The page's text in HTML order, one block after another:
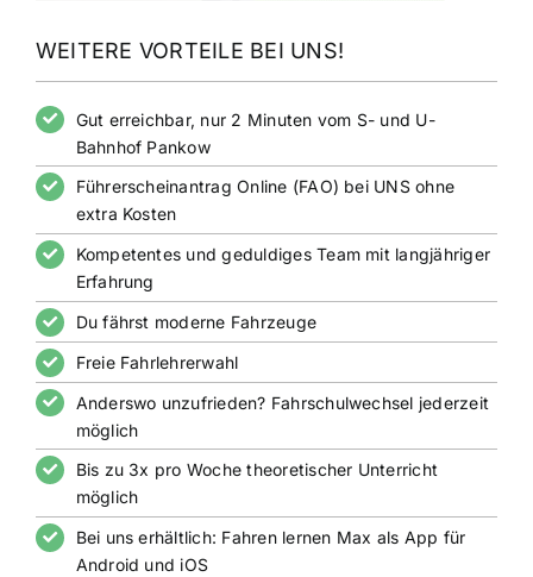
WEITERE VORTEILE BEI UNS!
Gut erreichbar, nur 2 Minuten vom S- und U-
Bahnhof Pankow
Führerscheinantrag Online (FAO) bei UNS ohne
extra Kosten
Kompetentes und geduldiges Team mit langjähriger
Erfahrung
Du fährst moderne Fahrzeuge
Freie Fahrlehrerwahl
Anderswo unzufrieden? Fahrschulwechsel jederzeit
möglich
Bis zu 3x pro Woche theoretischer Unterricht
möglich
Bei uns erhältlich: Fahren lernen Max als App für
Android und iOS